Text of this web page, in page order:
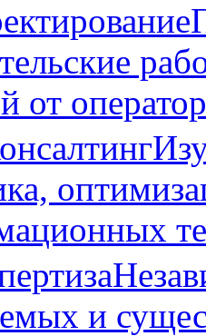
от
и